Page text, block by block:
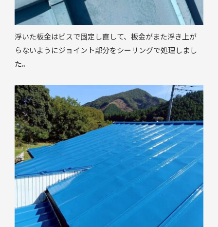
浮いた板金はビスで固定し直して、板金がまた浮き上が
らないようにジョイント部分をシーリングで処理しまし
た。